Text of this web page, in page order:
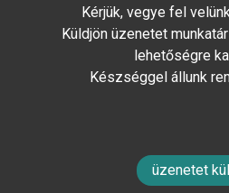
Kérjük, vegye fel
Küldjön üzenetet
lehetőségre
Készséggel állunk
üzenetet